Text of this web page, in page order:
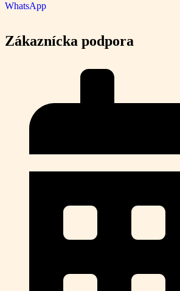
WhatsApp
Zákaznícka podpora